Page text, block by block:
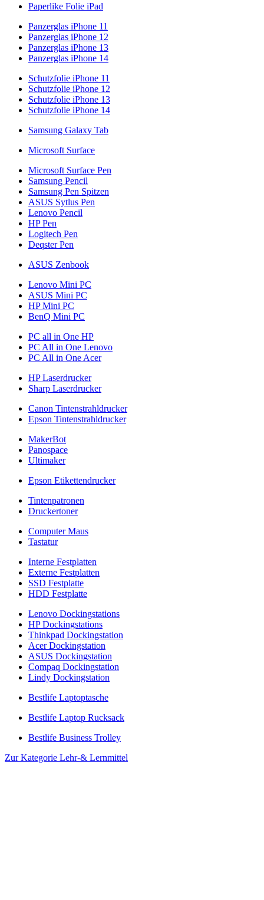
Paperlike Folie iPad
Panzerglas iPhone 11
Panzerglas iPhone 12
Panzerglas iPhone 13
Panzerglas iPhone 14
Schutzfolie iPhone 11
Schutzfolie iPhone 12
Schutzfolie iPhone 13
Schutzfolie iPhone 14
Samsung Galaxy Tab
Microsoft Surface
Microsoft Surface Pen
Samsung Pencil
Samsung Pen Spitzen
ASUS Sytlus Pen
Lenovo Pencil
HP Pen
Logitech Pen
Deqster Pen
ASUS Zenbook
Lenovo Mini PC
ASUS Mini PC
HP Mini PC
BenQ Mini PC
PC all in One HP
PC All in One Lenovo
PC All in One Acer
HP Laserdrucker
Sharp Laserdrucker
Canon Tintenstrahldrucker
Epson Tintenstrahldrucker
MakerBot
Panospace
Ultimaker
Epson Etikettendrucker
Tintenpatronen
Druckertoner
Computer Maus
Tastatur
Interne Festplatten
Externe Festplatten
SSD Festplatte
HDD Festplatte
Lenovo Dockingstations
HP Dockingstations
Thinkpad Dockingstation
Acer Dockingstation
ASUS Dockingstation
Compaq Dockingstation
Lindy Dockingstation
Bestlife Laptoptasche
Bestlife Laptop Rucksack
Bestlife Business Trolley
Zur Kategorie Lehr-& Lernmittel